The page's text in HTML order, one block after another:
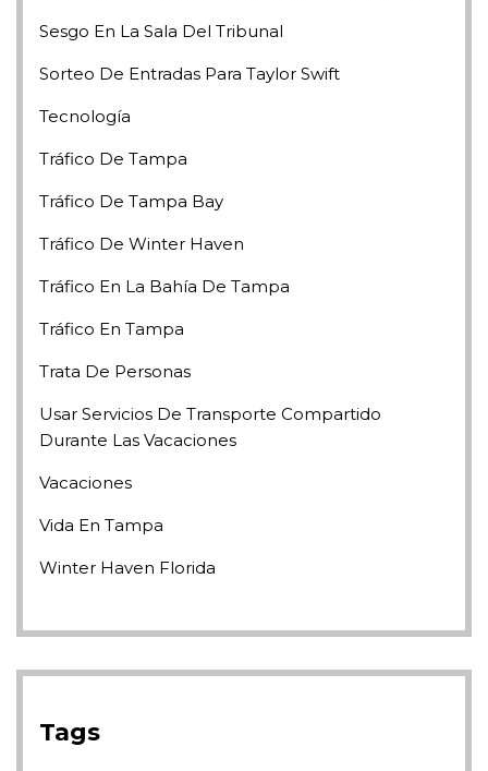
Sesgo En La Sala Del Tribunal
Sorteo De Entradas Para Taylor Swift
Tecnología
Tráfico De Tampa
Tráfico De Tampa Bay
Tráfico De Winter Haven
Tráfico En La Bahía De Tampa
Tráfico En Tampa
Trata De Personas
Usar Servicios De Transporte Compartido
Durante Las Vacaciones
Vacaciones
Vida En Tampa
Winter Haven Florida
Tags